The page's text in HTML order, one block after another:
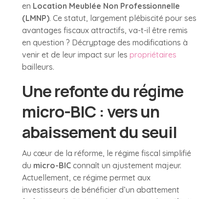
en Location Meublée Non Professionnelle
(LMNP). Ce statut, largement plébiscité pour ses
avantages fiscaux attractifs, va-t-il être remis
en question ? Décryptage des modifications à
venir et de leur impact sur les propriétaires
bailleurs.
Une refonte du régime
micro-BIC : vers un
abaissement du seuil
Au cœur de la réforme, le régime fiscal simplifié
du micro-BICconnaît un ajustement majeur.
Actuellement, ce régime permet aux
investisseurs de bénéficier d’un abattement